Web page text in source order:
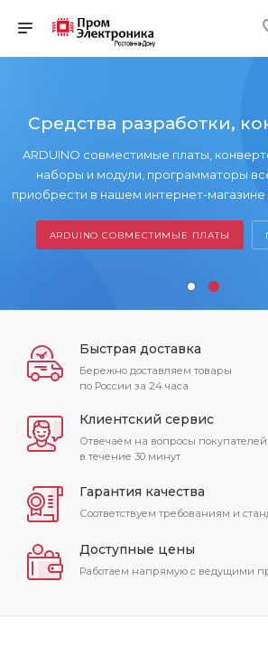
Средства разработки,
ARDUINO совместимые платы,
наборы и модули, программаторы
приобрести в нашем интернет-
ARDUINO СОВМЕСТИМЫЕ ПЛАТЫ
Быстрая доставка
Бережно доставляем товары
по России за 24 часа
Клиентский сервис
Отвечаем на вопросы покупателей
в течение 30 минут
Гарантия качества
Соответствуем требованиям и
Доступные цены
Работаем напрямую с ведущими